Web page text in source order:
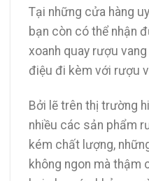
Tại những cửa hàng
bạn còn có thể nhận
xoanh quay rượu
điệu đi kèm với rượu
Bởi lẽ trên thị trường
nhiều các sản phẩm
kém chất lượng,
không ngon mà thậm